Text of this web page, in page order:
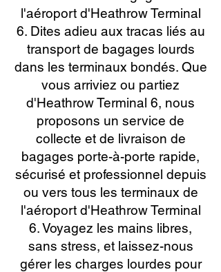
l'aéroport d'Heathrow Terminal
6. Dites adieu aux tracas liés au
transport de bagages lourds
dans les terminaux bondés. Que
vous arriviez ou partiez
d'Heathrow Terminal 6, nous
proposons un service de
collecte et de livraison de
bagages porte-à-porte rapide,
sécurisé et professionnel depuis
ou vers tous les terminaux de
l'aéroport d'Heathrow Terminal
6. Voyagez les mains libres,
sans stress, et laissez-nous
gérer les charges lourdes pour